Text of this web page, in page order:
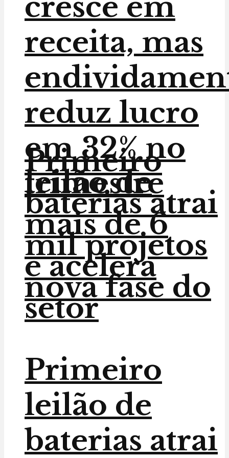
Primeiro
leilão de
baterias atrai
mais de 6
mil projetos
e acelera
nova fase do
setor
receita, mas
reduz lucro
em 32% no
trimestre
Primeiro
leilão de
baterias atrai